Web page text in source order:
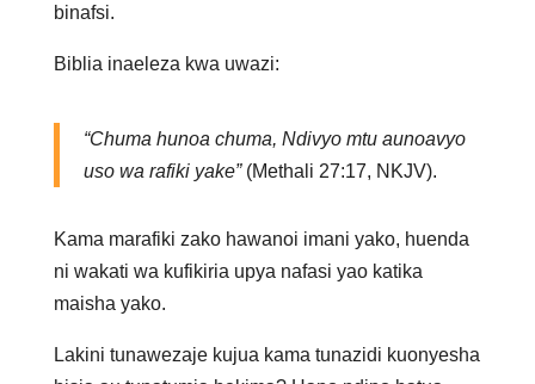
binafsi.
Biblia inaeleza kwa uwazi:
“Chuma hunoa chuma, Ndivyo mtu aunoavyo
uso wa rafiki yake”(Methali 27:17, NKJV).
Kama marafiki zako hawanoi imani yako, huenda
ni wakati wa kufikiria upya nafasi yao katika
maisha yako.
Lakini tunawezaje kujua kama tunazidi kuonyesha